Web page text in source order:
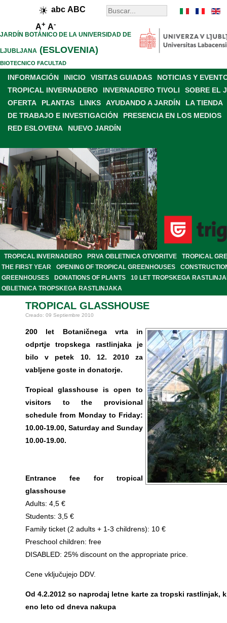
abc ABC
A+ A-
JARDÍN BOTÁNICO DE LA UNIVERSIDAD DE
LJUBLJANA (ESLOVENIA)
BIOTECNICO FACULTAD
INFORMACIÓN INICIO VISITAS GUIADAS
NOTICIAS Y
TROPICAL INVERNADERO
INVERNADERO TIVOLI
SOBRE EL
OFERTA
PLANTAS LINKS AYUDANDO A JARDÍN
LA TIENDA
DE TRABAJO E INVESTIGACIÓN
PRESENCIA EN LOS MEDIOS
RED ESLOVENA
NUEVO JARDÍN
TROPICAL INVERNADERO PRVA OBLETNICA OTVORITVE
TROPICAL
THE FIRST YEAR
OPENING OF TROPICAL GREENHOUSES
GREENHOUSES
DONATIONS OF PLANTS
10 LET TROPSKEGA
OBLETNICA TROPSKEGA RASTLINJAKA
TROPICAL GLASSHOUSE
Creado: 09 Septiembre 2010
200 let Botaničnega vrta in
odprtje tropskega rastlinjaka je
bilo v petek 10. 12. 2010 za
vabljene goste in donatorje.
Tropical glasshouse is open to
visitors to the provisional
schedule from Monday to Friday:
10.00-19.00, Saturday and Sunday
10.00-19.00.
Entrance fee for tropical
glasshouse
Adults: 4,5 €
Students: 3,5 €
Family ticket (2 adults + 1-3 childrens): 10 €
Preschool children: free
DISABLED: 25% discount on the appropriate price.
Cene vključujejo DDV.
Od 4.2.2012 so naprodaj letne karte za tropski rastlinjak,
eno leto od dneva nakupa